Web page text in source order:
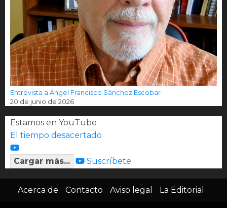
Entrevista a Ángel Francisco Sánchez Escobar
20 de junio de 2026
Estamos en YouTube
El tiempo desacertado
Cargar más... Suscríbete
Acerca de Contacto Aviso legal La Editorial